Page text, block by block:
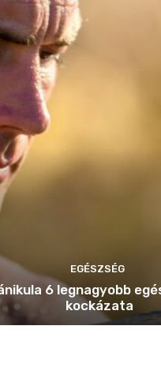
EGÉSZSÉG
6 legnagyobb
kockázata